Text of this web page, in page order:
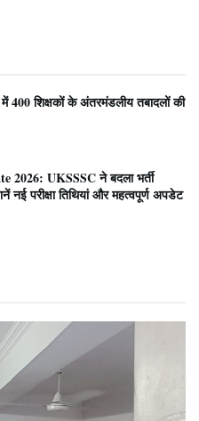
में 400 शिक्षकों के अंतरमंडलीय तबादलों की
2026: UKSSSC ने बदला भर्ती
नई परीक्षा तिथियां और महत्वपूर्ण अपडेट